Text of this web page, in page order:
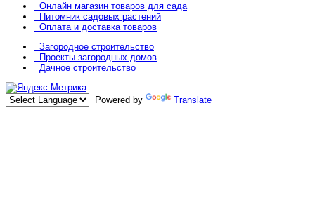
Онлайн магазин товаров для сада
Питомник садовых растений
Оплата и доставка товаров
Загородное строительство
Проекты загородных домов
Дачное строительство
Powered by Translate